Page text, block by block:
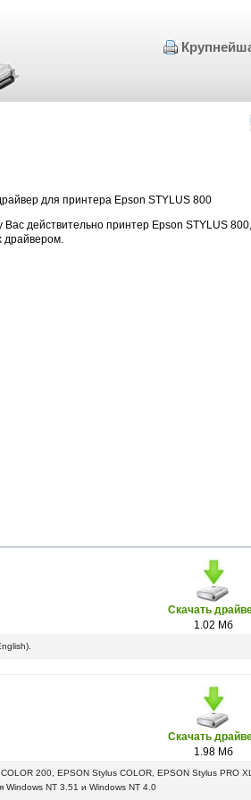
для принтера Epson STYLUS 800
Вас действительно принтер Epson STYLUS
драйвером.
Скачать
1.02 Мб
Скачать
1.98 Мб
200, EPSON Stylus COLOR, EPSON Stylus PRO
Windows NT 3.51 и Windows NT 4.0